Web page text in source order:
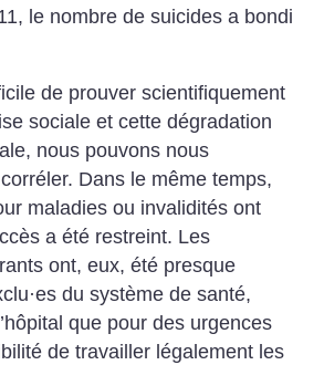
le nombre de suicides a bondi
de prouver scientifiquement
sociale et cette dégradation
nous pouvons nous
Dans le même temps,
maladies ou invalidités ont
a été restreint. Les
ont, eux, été presque
·es du système de santé,
que pour des urgences
de travailler légalement les